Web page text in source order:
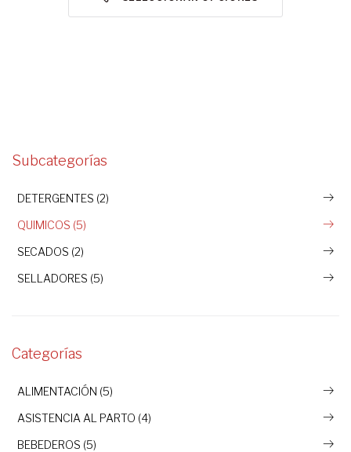
Subcategorías
DETERGENTES (2)
QUIMICOS (5)
SECADOS (2)
SELLADORES (5)
Categorías
ALIMENTACIÓN (5)
ASISTENCIA AL PARTO (4)
BEBEDEROS (5)